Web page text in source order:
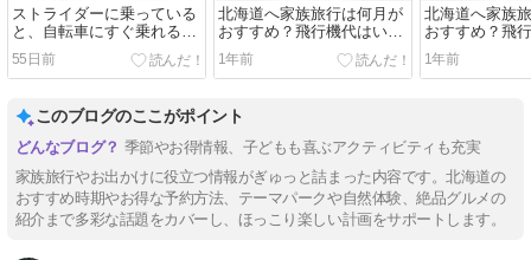
ストライダーに乗っている
と、自転車にすぐ乗れるっ
て本当？
55日前
北海道へ家族旅行は何月が
おすすめ？飛行機代はいく
らかかる？
1年前
北海道へ家族
おすすめ？飛
らかかる？
1年前
このブログのここがポイント
季節やお得情報、子どもも喜ぶアクティビティも充実
家族旅行やお出かけに役立つ情報がぎゅっと詰まった内容です。北海道の
おすすめ時期やお得な予約方法、テーマパークや自然体験、絶品グルメの
紹介まで多彩な話題をカバーし、ほっこり楽しい計画をサポートします。